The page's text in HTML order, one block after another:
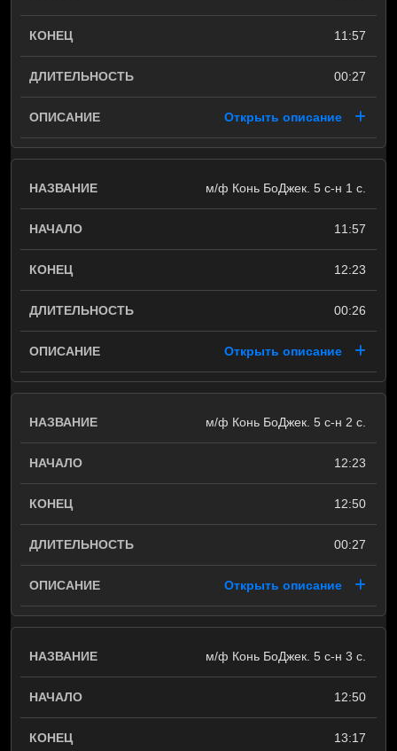
11:57
00:27
Открыть описание
м/ф Конь БоДжек. 5 с-н 1 с.
11:57
12:23
00:26
Открыть описание
м/ф Конь БоДжек. 5 с-н 2 с.
12:23
12:50
00:27
Открыть описание
м/ф Конь БоДжек. 5 с-н 3 с.
12:50
13:17